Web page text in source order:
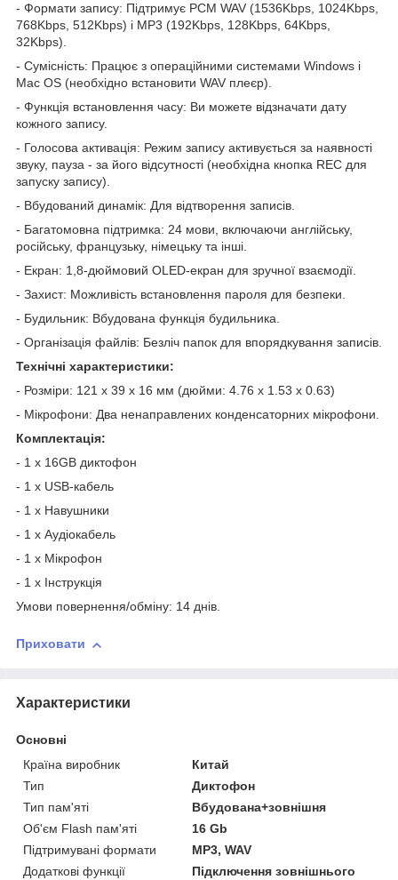
- Формати запису: Підтримує PCM WAV (1536Kbps, 1024Kbps,
768Kbps, 512Kbps) і MP3 (192Kbps, 128Kbps, 64Kbps,
32Kbps).
- Сумісність: Працює з операційними системами Windows і
Mac OS (необхідно встановити WAV плеєр).
- Функція встановлення часу: Ви можете відзначати дату
кожного запису.
- Голосова активація: Режим запису активується за наявності
звуку, пауза - за його відсутності (необхідна кнопка REC для
запуску запису).
- Вбудований динамік: Для відтворення записів.
- Багатомовна підтримка: 24 мови, включаючи англійську,
російську, французьку, німецьку та інші.
- Екран: 1,8-дюймовий OLED-екран для зручної взаємодії.
- Захист: Можливість встановлення пароля для безпеки.
- Будильник: Вбудована функція будильника.
- Організація файлів: Безліч папок для впорядкування записів.
Технічні характеристики:
- Розміри: 121 x 39 x 16 мм (дюйми: 4.76 x 1.53 x 0.63)
- Мікрофони: Два ненаправлених конденсаторних мікрофони.
Комплектація:
- 1 x 16GB диктофон
- 1 x USB-кабель
- 1 x Навушники
- 1 x Аудіокабель
- 1 x Мікрофон
- 1 x Інструкція
Умови повернення/обміну: 14 днів.
Приховати
Характеристики
Основні
Країна виробник
Китай
Тип
Диктофон
Тип пам'яті
Вбудована+зовнішня
Об'єм Flash пам'яті
16 Gb
Підтримувані формати
MP3, WAV
Додаткові функції
Підключення зовнішнього